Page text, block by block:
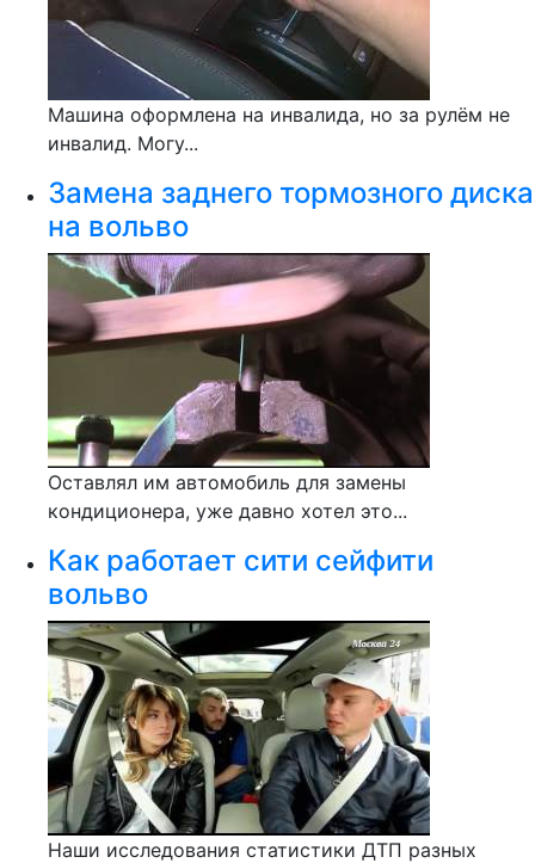
Машина оформлена на инвалида, но за рулём не
инвалид. Могу...
Замена заднего тормозного диска
на вольво
Оставлял им автомобиль для замены
кондиционера, уже давно хотел это...
Как работает сити сейфити
вольво
Наши исследования статистики ДТП разных